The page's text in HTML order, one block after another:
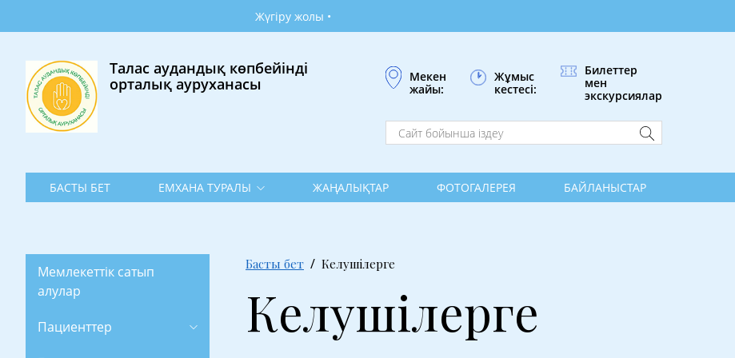
Жүгіру жолы •
Талас аудандық көпбейінді
орталық ауруханасы
Мекен
жайы:
Жұмыс
кестесі:
Билеттер
мен
экскурсиялар
БАСТЫ БЕТ ЕМХАНА ТУРАЛЫ ЖАҢАЛЫҚТАР ФОТОГАЛЕРЕЯ БАЙЛАНЫСТАР
Мемлекеттік сатып
алулар
Пациенттер
Басты бет Келушілерге
Келушілерге